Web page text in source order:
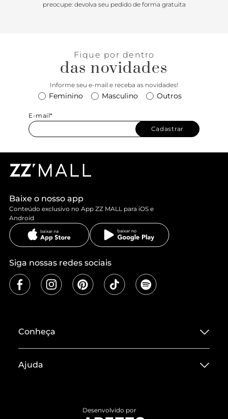
preocupe: devolva seu pedido de forma gratuita
Fique por dentro
das novidades
Informe seu e-mail e receba as novidades!
Feminino Masculino Outros
E-mail*
Cadastrar
Baixe o nosso app
Conteúdo exclusivo no App ZZ MALL para iOS e
Android
Siga nossas redes sociais
Conheça
Termos de Uso
Ajuda
Desenvolvido por